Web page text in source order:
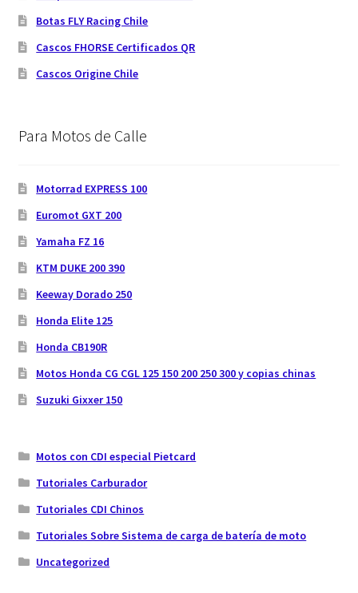
Botas FLY Racing Chile
Cascos FHORSE Certificados QR
Cascos Origine Chile
Para Motos de Calle
Motorrad EXPRESS 100
Euromot GXT 200
Yamaha FZ 16
KTM DUKE 200 390
Keeway Dorado 250
Honda Elite 125
Honda CB190R
Motos Honda CG CGL 125 150 200 250 300 y copias chinas
Suzuki Gixxer 150
Motos con CDI especial Pietcard
Tutoriales Carburador
Tutoriales CDI Chinos
Tutoriales Sobre Sistema de carga de batería de moto
Uncategorized